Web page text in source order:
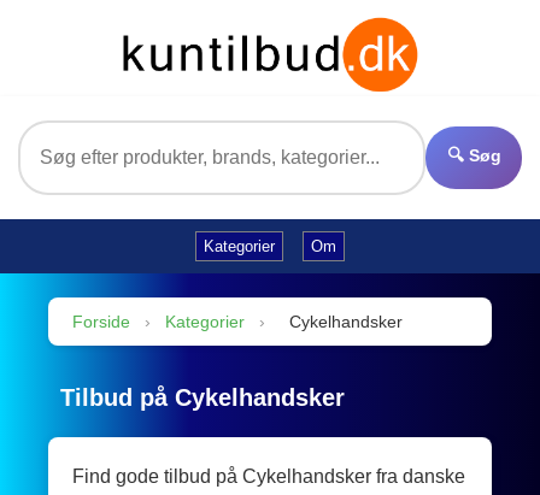
🔍 Søg
Kategorier Om
Forside › Kategorier › Cykelhandsker
Tilbud på Cykelhandsker
Find gode tilbud på Cykelhandsker fra danske